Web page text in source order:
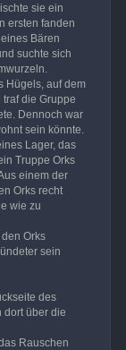
sie ein
ersten fanden
Bären
suchte sich
Hügels, auf dem
die Gruppe
Dennoch war
sein könnte.
Lager, das
Truppe Orks
einem der
Orks recht
wie zu
Orks
sein
des
dort über die
Rauschen